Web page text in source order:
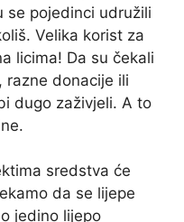
se pojedinci udružili
Velika korist za
licima! Da su čekali
razne donacije ili
dugo zaživjeli. A to
sredstva će
da se lijepe
jedino lijepo